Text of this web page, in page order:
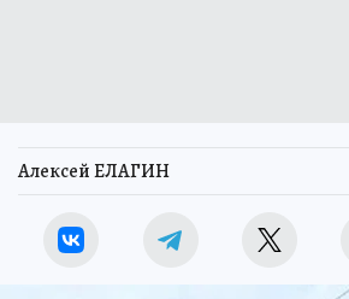
Алексей ЕЛАГИН